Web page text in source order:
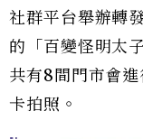
社群平台舉辦轉
的「百變怪明太
共有8間門市會
卡拍照。